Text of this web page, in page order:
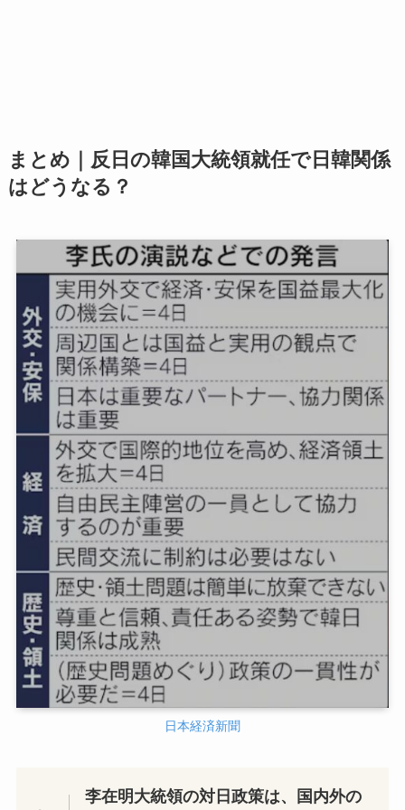
まとめ｜反日の韓国大統領就任で日韓関係
はどうなる？
日本経済新聞
李在明大統領の対日政策は、国内外の